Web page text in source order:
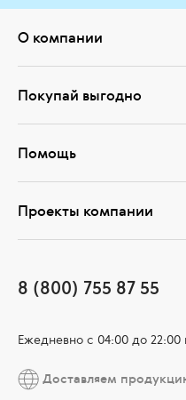
О компании
Покупай выгодно
Помощь
Проекты компании
8 (800) 755 87 55
Ежедневно c 04:00 до
Доставляем